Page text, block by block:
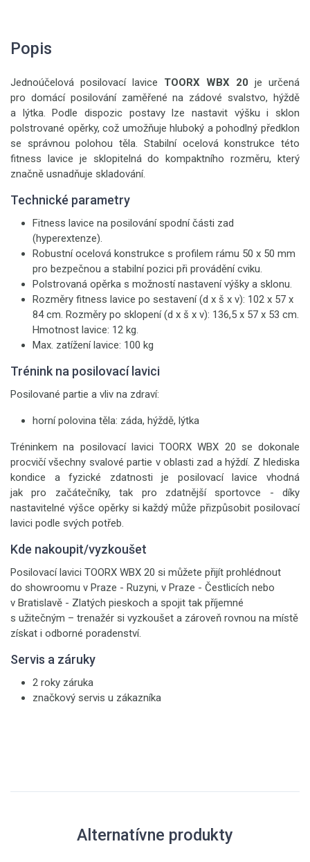
Popis
Jednoúčelová posilovací lavice TOORX WBX 20 je určená
pro domácí posilování zaměřené na zádové svalstvo, hýždě
a lýtka. Podle dispozic postavy lze nastavit výšku i sklon
polstrované opěrky, což umožňuje hluboký a pohodlný předklon
se správnou polohou těla. Stabilní ocelová konstrukce této
fitness lavice je sklopitelná do kompaktního rozměru, který
značně usnadňuje skladování.
Technické parametry
Fitness lavice na posilování spodní části zad
(hyperextenze).
Robustní ocelová konstrukce s profilem rámu 50 x 50 mm
pro bezpečnou a stabilní pozici při provádění cviku.
Polstrovaná opěrka s možností nastavení výšky a sklonu.
Rozměry fitness lavice po sestavení (d x š x v): 102 x 57 x
84 cm. Rozměry po sklopení (d x š x v): 136,5 x 57 x 53 cm.
Hmotnost lavice: 12 kg.
Max. zatížení lavice: 100 kg
Trénink na posilovací lavici
Posilované partie a vliv na zdraví:
horní polovina těla: záda, hýždě, lýtka
Tréninkem na posilovací lavici TOORX WBX 20 se dokonale
procvičí všechny svalové partie v oblasti zad a hýždí. Z hlediska
kondice a fyzické zdatnosti je posilovací lavice vhodná
jak pro začátečníky, tak pro zdatnější sportovce - díky
nastavitelné výšce opěrky si každý může přizpůsobit posilovací
lavici podle svých potřeb.
Kde nakoupit/vyzkoušet
Posilovací lavici TOORX WBX 20 si můžete přijít prohlédnout
do showroomu v Praze - Ruzyni, v Praze - Čestlicích nebo
v Bratislavě - Zlatých pieskoch a spojit tak příjemné
s užitečným – trenažér si vyzkoušet a zároveň rovnou na místě
získat i odborné poradenství.
Servis a záruky
2 roky záruka
značkový servis u zákazníka
Alternatívne produkty